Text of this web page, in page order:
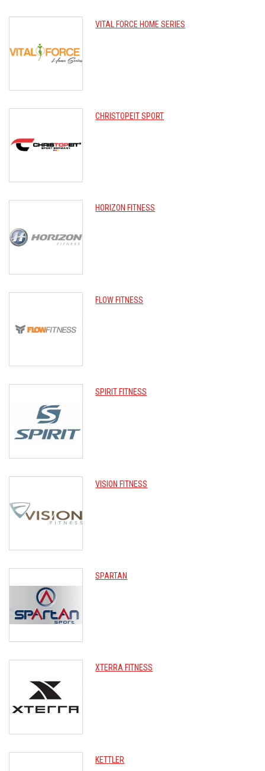
VITAL FORCE HOME SERIES
CHRISTOPEIT SPORT
HORIZON FITNESS
FLOW FITNESS
SPIRIT FITNESS
VISION FITNESS
SPARTAN
XTERRA FITNESS
KETTLER